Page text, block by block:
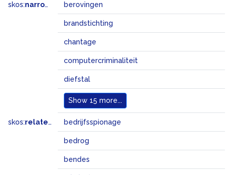
skos:narrower berovingen
brandstichting
chantage
computercriminaliteit
diefstal
Show 15 more...
skos:related bedrijfsspionage
bedrog
bendes